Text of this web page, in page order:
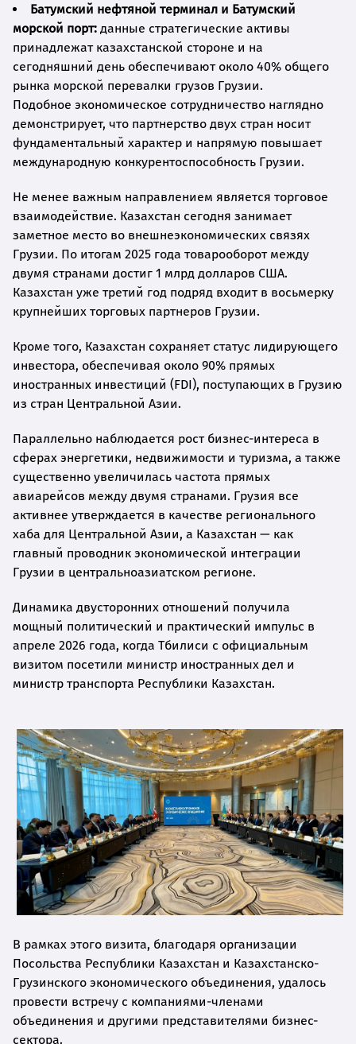
Батумский нефтяной терминал и Батумский
морской порт: данные стратегические активы
принадлежат казахстанской стороне и на
сегодняшний день обеспечивают около 40% общего
рынка морской перевалки грузов Грузии.
Подобное экономическое сотрудничество наглядно
демонстрирует, что партнерство двух стран носит
фундаментальный характер и напрямую повышает
международную конкурентоспособность Грузии.
Не менее важным направлением является торговое
взаимодействие. Казахстан сегодня занимает
заметное место во внешнеэкономических связях
Грузии. По итогам 2025 года товарооборот между
двумя странами достиг 1 млрд долларов США.
Казахстан уже третий год подряд входит в восьмерку
крупнейших торговых партнеров Грузии.
Кроме того, Казахстан сохраняет статус лидирующего
инвестора, обеспечивая около 90% прямых
иностранных инвестиций (FDI), поступающих в Грузию
из стран Центральной Азии.
Параллельно наблюдается рост бизнес-интереса в
сферах энергетики, недвижимости и туризма, а также
существенно увеличилась частота прямых
авиарейсов между двумя странами. Грузия все
активнее утверждается в качестве регионального
хаба для Центральной Азии, а Казахстан — как
главный проводник экономической интеграции
Грузии в центральноазиатском регионе.
Динамика двусторонних отношений получила
мощный политический и практический импульс в
апреле 2026 года, когда Тбилиси с официальным
визитом посетили министр иностранных дел и
министр транспорта Республики Казахстан.
В рамках этого визита, благодаря организации
Посольства Республики Казахстан и Казахстанско-
Грузинского экономического объединения, удалось
провести встречу с компаниями-членами
объединения и другими представителями бизнес-
сектора.